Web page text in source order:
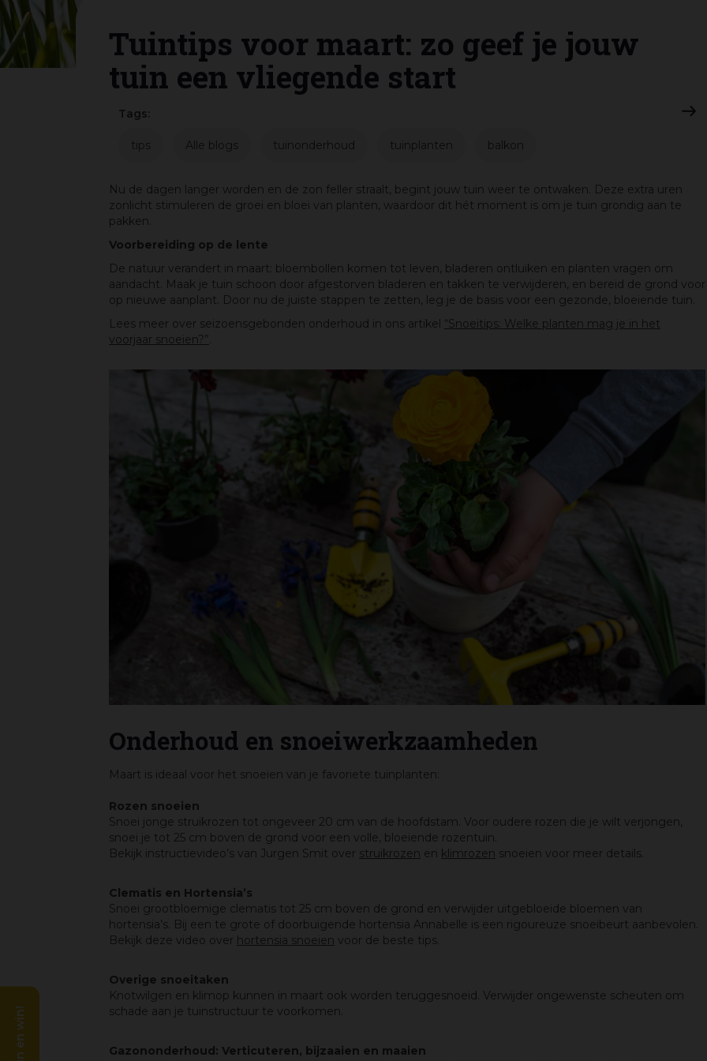
Tuintips voor maart: zo geef je jouw
tuin een vliegende start
Tags:
tips Alle blogs tuinonderhoud tuinplanten balkon
Nu de dagen langer worden en de zon feller straalt, begint jouw tuin weer te ontwaken. Deze extra uren
zonlicht stimuleren de groei en bloei van planten, waardoor dit hét moment is om je tuin grondig aan te
pakken.
Voorbereiding op de lente
De natuur verandert in maart: bloembollen komen tot leven, bladeren ontluiken en planten vragen om
aandacht. Maak je tuin schoon door afgestorven bladeren en takken te verwijderen, en bereid de grond voor
op nieuwe aanplant. Door nu de juiste stappen te zetten, leg je de basis voor een gezonde, bloeiende tuin.
Lees meer over seizoensgebonden onderhoud in ons artikel “Snoeitips: Welke planten mag je in het
voorjaar snoeien?”
Onderhoud en snoeiwerkzaamheden
Maart is ideaal voor het snoeien van je favoriete tuinplanten:
Rozen snoeien
Snoei jonge struikrozen tot ongeveer 20 cm van de hoofdstam. Voor oudere rozen die je wilt verjongen,
snoei je tot 25 cm boven de grond voor een volle, bloeiende rozentuin.
Bekijk instructievideo’s van Jurgen Smit over struikrozen en klimrozen snoeien voor meer details.
Clematis en Hortensia’s
Snoei grootbloemige clematis tot 25 cm boven de grond en verwijder uitgebloeide bloemen van
hortensia’s. Bij een te grote of doorbuigende hortensia Annabelle is een rigoureuze snoeibeurt aanbevolen.
Bekijk deze video over hortensia snoeien voor de beste tips.
Overige snoeitaken
Knotwilgen en klimop kunnen in maart ook worden teruggesnoeid. Verwijder ongewenste scheuten om
schade aan je tuinstructuur te voorkomen.
Gazononderhoud: Verticuteren, bijzaaien en maaien